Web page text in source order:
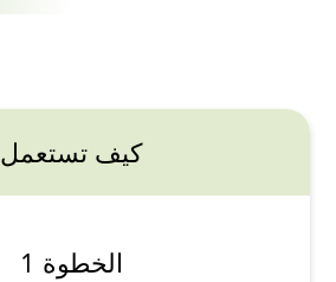
كيف تستعمل
الخطوة 1